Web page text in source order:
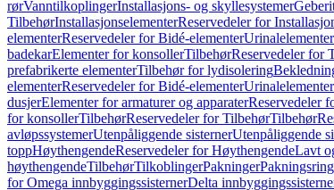
rørVanntilkoplingerInstallasjons- og skyllesystemer
TilbehørInstallasjonselementerReservedeler for
elementerReservedeler for Bidé-elementerUrinalelementer
badekarElementer for konsollerTilbehørReservedeler for
prefabrikerte elementerTilbehør for lydisolering
elementerReservedeler for Bidé-elementerUrinalelementer
dusjerElementer for armaturer og apparaterReservedeler
for konsollerTilbehørReservedeler for TilbehørTilbehør
avløpssystemerUtenpåliggende sisternerUtenpåliggende
toppHøythengendeReservedeler for HøythengendeLavt
høythengendeTilbehørTilkoblingerPakninger
for Omega innbyggingssisternerDelta